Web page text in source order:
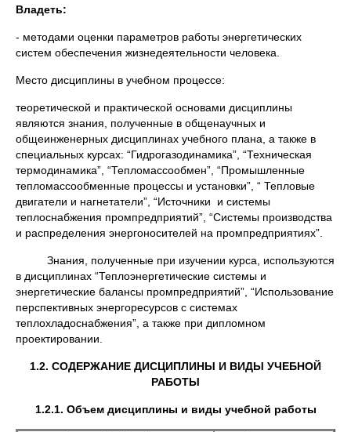
Владеть:
- методами оценки параметров работы энергетических
систем обеспечения жизнедеятельности человека.
Место дисциплины в учебном процессе:
теоретической и практической основами дисциплины
являются знания, полученные в общенаучных и
общеинженерных дисциплинах учебного плана, а также в
специальных курсах: “Гидрогазодинамика”, “Техническая
термодинамика”, “Тепломассообмен”, “Промышленные
тепломассообменные процессы и установки”, “ Тепловые
двигатели и нагнетатели”, “Источники и системы
теплоснабжения промпредприятий”, “Системы производства
и распределения энергоносителей на промпредприятиях”.
Знания, полученные при изучении курса, используются
в дисциплинах “Теплоэнергетические системы и
энергетические балансы промпредприятий”, “Использование
перспективных энергоресурсов с системах
теплохладоснабжения”, а также при дипломном
проектировании.
1.2. СОДЕРЖАНИЕ ДИСЦИПЛИНЫ И ВИДЫ УЧЕБНОЙ
РАБОТЫ
1.2.1. Объем дисциплины и виды учебной работы